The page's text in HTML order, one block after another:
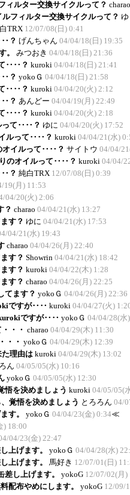
ィルター交換サイクルって？ charao
ルフィルター交換サイクルって？
TRX 12/07/08(日) 0:41
？ げんちゃん 04/04/18(日) 19:35
。
みつおき 04/04/18(日) 21:36
‥‥？ kuroki 04/04/18(日) 21:41
？ yokoＧ 04/04/18(日) 21:58
‥‥？ kuroki 04/04/20(火) 2:12
？ あんどー 04/04/19(月) 22:49
‥‥？ kuroki 04/04/20(火) 2:18
って‥‥？ ゆに 04/04/20(火) 17:52
ルって‥‥？ kuroki 04/04/21(水)
オイルって‥‥？ サイトウ 04/04/
のオイルって‥‥？ kuroki 04/04/
？ 純白TRX 12/07/08(日) 0:39
19(月) 11:53
04/20(火) 2:06
？ charao 04/04/21(水) 13:27
す？ ゆに 04/04/21(水) 17:53
04/21(水) 19:43
charao 04/04/26(月) 22:40
す？ Showrin 04/04/21(水) 18:42
す？ kuroki 04/04/22(木) 1:28
す？ charao 04/04/26(月) 22:25
てます？ yokoＧ 04/04/26(月) 22:36
ですが‥‥ kuroki 04/04/27(火)
ですが‥‥ yokoＧ 04/04/28(水
・・ charao 04/04/29(木) 11:30
・・ yokoＧ 04/04/29(木) 12:39
た理由は kuroki 04/04/29(木) 13:02
ん 04/05/05(水) 10:16
yokoＧ 04/05/05(水) 12:30
悟を決めましょう kuroki 04/05/05(
覚悟を決めましょう とろろん 04/
す。
yokoＧ 04/04/23(金) 0:34≪
) 18:00
04/23(金) 22:47
上げます。
yokoＧ 04/04/28(水)
上げます。
馬好き 12/07/01(日)
し上げます。
yokoG 12/07/02(月)
配布やめにします。
yokoG 12/09/